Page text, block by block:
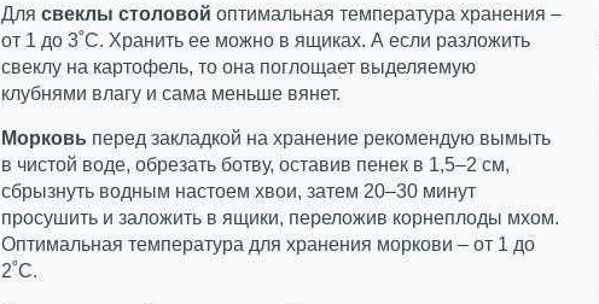
Для свеклы столовой оптимальная температура хранения –
от 1 до 3˚С. Хранить ее можно в ящиках. А если разложить
свеклу на картофель, то она поглощает выделяемую
клубнями влагу и сама меньше вянет.
Морковь перед закладкой на хранение рекомендую вымыть
в чистой воде, обрезать ботву, оставив пенек в 1,5–2 см,
сбрызнуть водным настоем хвои, затем 20–30 минут
просушить и заложить в ящики, переложив корнеплоды мхом.
Оптимальная температура для хранения моркови – от 1 до
2˚С.